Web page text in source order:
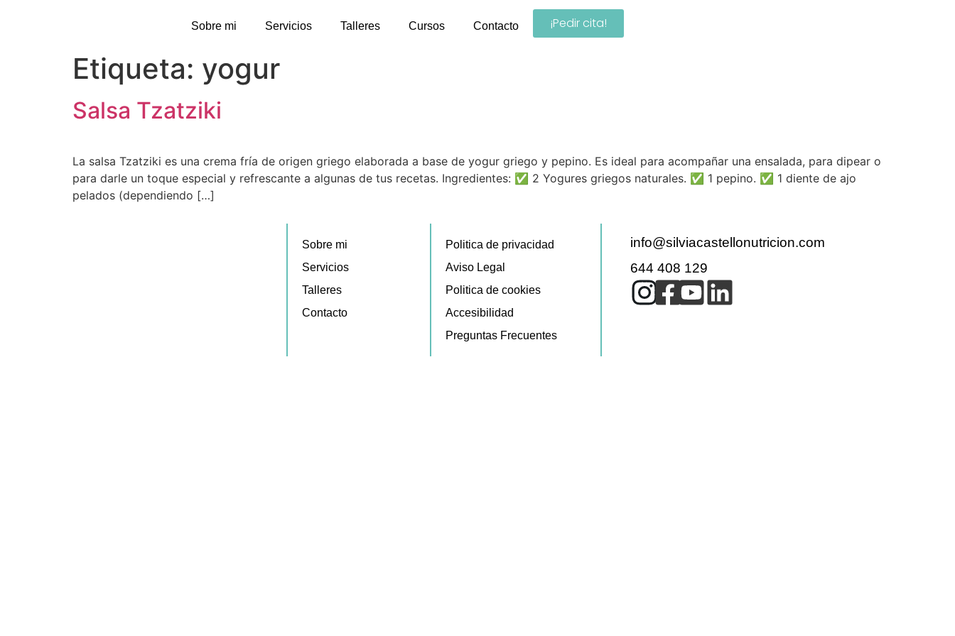
Sobre mi Servicios Talleres Cursos Contacto ¡Pedir cita!
Etiqueta: yogur
Salsa Tzatziki
La salsa Tzatziki es una crema fría de origen griego elaborada a base de yogur griego y pepino. Es ideal para acompañar una ensalada, para dipear o
para darle un toque especial y refrescante a algunas de tus recetas. Ingredientes: ✅ 2 Yogures griegos naturales. ✅ 1 pepino. ✅ 1 diente de ajo
pelados (dependiendo […]
Sobre mi
Servicios
Talleres
Contacto
Politica de privacidad
Aviso Legal
Politica de cookies
Accesibilidad
Preguntas Frecuentes
info@silviacastellonutricion.com
644 408 129